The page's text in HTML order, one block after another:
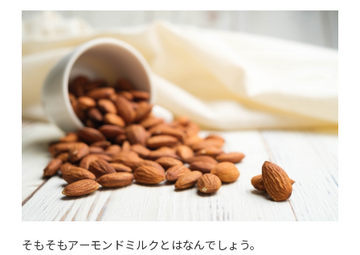
そもそもアーモンドミルクとはなんでしょう。